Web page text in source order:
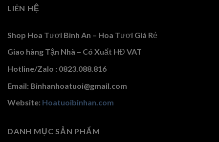
LIÊN HỆ
Shop Hoa Tươi Bình An – Hoa Tươi Giá Rẻ
Giao hàng Tận Nhà – Có Xuất HĐ VAT
Hotline/Zalo : 0823.088.816
Email: Binhanhoatuoi@gmail.com
Website: Hoatuoibinhan.com
DANH MỤC SẢN PHẨM